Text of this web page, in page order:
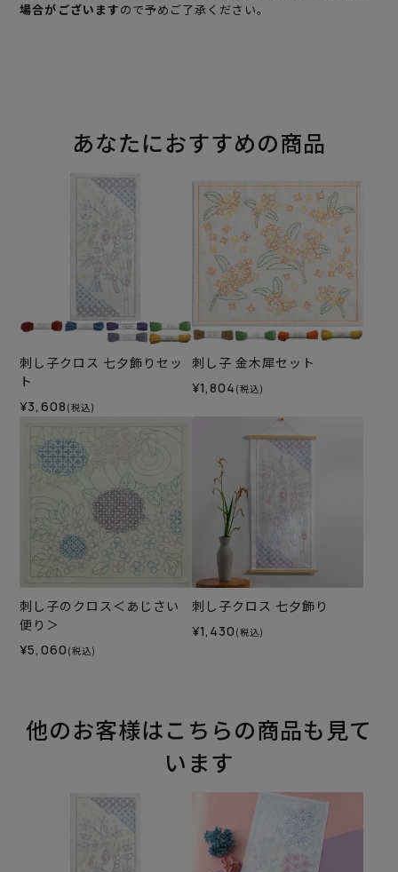
場合がございますので予めご了承ください。
あなたにおすすめの商品
刺し子クロス 七夕飾りセッ
ト
¥3,608 (税込)
刺し子 金木犀セット
¥1,804 (税込)
刺し子のクロス＜あじさい
便り＞
¥5,060 (税込)
刺し子クロス 七夕飾り
¥1,430 (税込)
他のお客様はこちらの商品も見て
います